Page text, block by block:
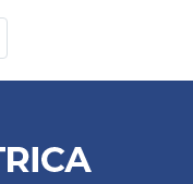
per la tua
innovative,
fatturato in
anniLince